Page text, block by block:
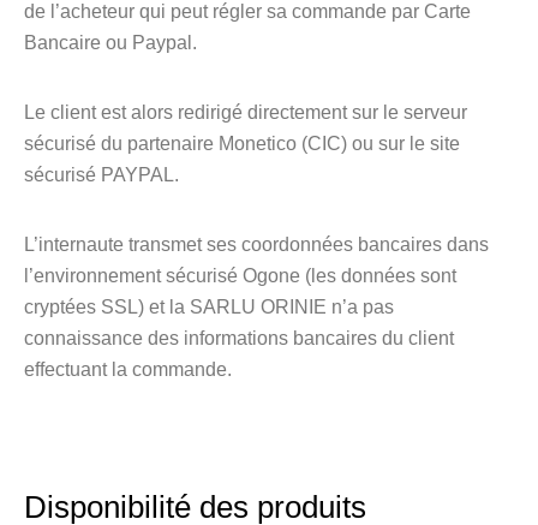
de l’acheteur qui peut régler sa commande par Carte
Bancaire ou Paypal.
Le client est alors redirigé directement sur le serveur
sécurisé du partenaire Monetico (CIC) ou sur le site
sécurisé PAYPAL.
L’internaute transmet ses coordonnées bancaires dans
l’environnement sécurisé Ogone (les données sont
cryptées SSL) et la SARLU ORINIE n’a pas
connaissance des informations bancaires du client
effectuant la commande.
Disponibilité des produits